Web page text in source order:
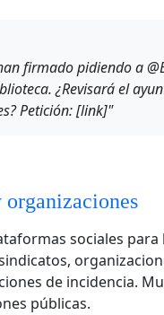
firmado pidiendo a
¿Revisará el
Petición: [link]"
sociales
de incidencia.
públicas.